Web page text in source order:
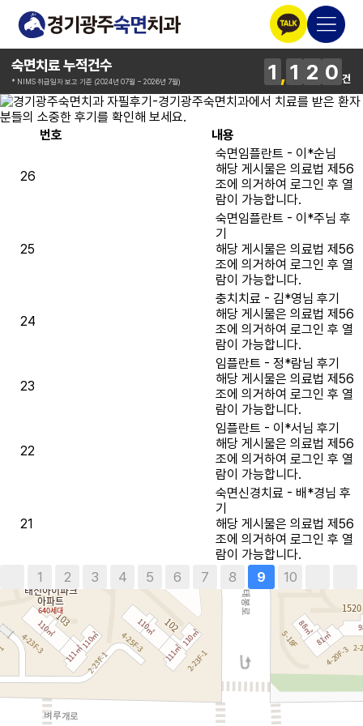
숙면치료 누적건수
* NIMS 취급일자 보고 기준 (2024년 07월 ~ 2026년 7월) 1 1 2 0 건
번호 내용
26
숙면임플란트 - 이*순님
해당 게시물은 의료법 제56
조에 의거하여 로그인 후 열
람이 가능합니다.
25
숙면임플란트 - 이*주님 후
기
해당 게시물은 의료법 제56
조에 의거하여 로그인 후 열
람이 가능합니다.
24
충치치료 - 김*영님 후기
해당 게시물은 의료법 제56
조에 의거하여 로그인 후 열
람이 가능합니다.
23
임플란트 - 정*람님 후기
해당 게시물은 의료법 제56
조에 의거하여 로그인 후 열
람이 가능합니다.
22
임플란트 - 이*서님 후기
해당 게시물은 의료법 제56
조에 의거하여 로그인 후 열
람이 가능합니다.
21
숙면신경치료 - 배*경님 후
기
해당 게시물은 의료법 제56
조에 의거하여 로그인 후 열
람이 가능합니다.
1 2 3 4 5 6 7 8 9 10